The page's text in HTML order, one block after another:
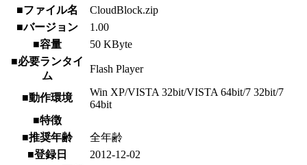
■ファイル名
CloudBlock.zip
■バージョン
1.00
■容量
50 KByte
■必要ランタイ
ム
Flash Player
■動作環境
Win XP/VISTA 32bit/VISTA 64bit/7 32bit/7
64bit
■特徴
■推奨年齢
全年齢
■登録日
2012-12-02